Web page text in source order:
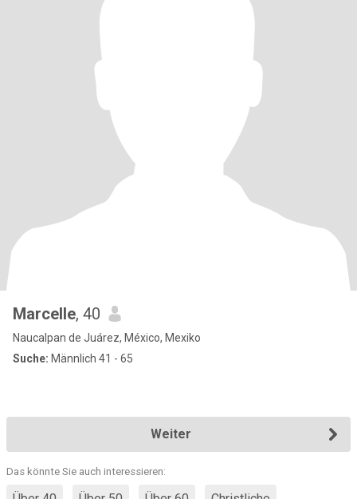
Marcelle, 40
Naucalpan de Juárez, México, Mexiko
Suche: Männlich 41 - 65
Weiter
Das könnte Sie auch interessieren: